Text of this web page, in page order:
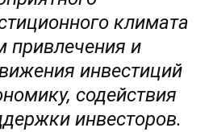
климата
привлечения и
инвестиций
содействия
инвесторов.